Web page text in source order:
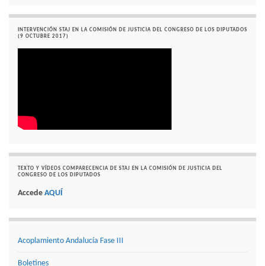
INTERVENCIÓN STAJ EN LA COMISIÓN DE JUSTICIA DEL CONGRESO DE LOS DIPUTADOS
(9 OCTUBRE 2017)
TEXTO Y VÍDEOS COMPARECENCIA DE STAJ EN LA COMISIÓN DE JUSTICIA DEL
CONGRESO DE LOS DIPUTADOS
Accede AQUÍ
Acoplamiento Andalucía Fase III
Boletines